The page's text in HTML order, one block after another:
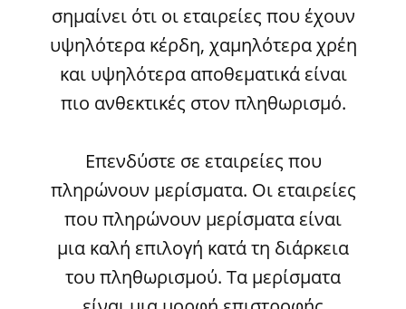
σημαίνει ότι οι εταιρείες που έχουν
υψηλότερα κέρδη, χαμηλότερα χρέη
και υψηλότερα αποθεματικά είναι
πιο ανθεκτικές στον πληθωρισμό.
Επενδύστε σε εταιρείες που
πληρώνουν μερίσματα. Οι εταιρείες
που πληρώνουν μερίσματα είναι
μια καλή επιλογή κατά τη διάρκεια
του πληθωρισμού. Τα μερίσματα